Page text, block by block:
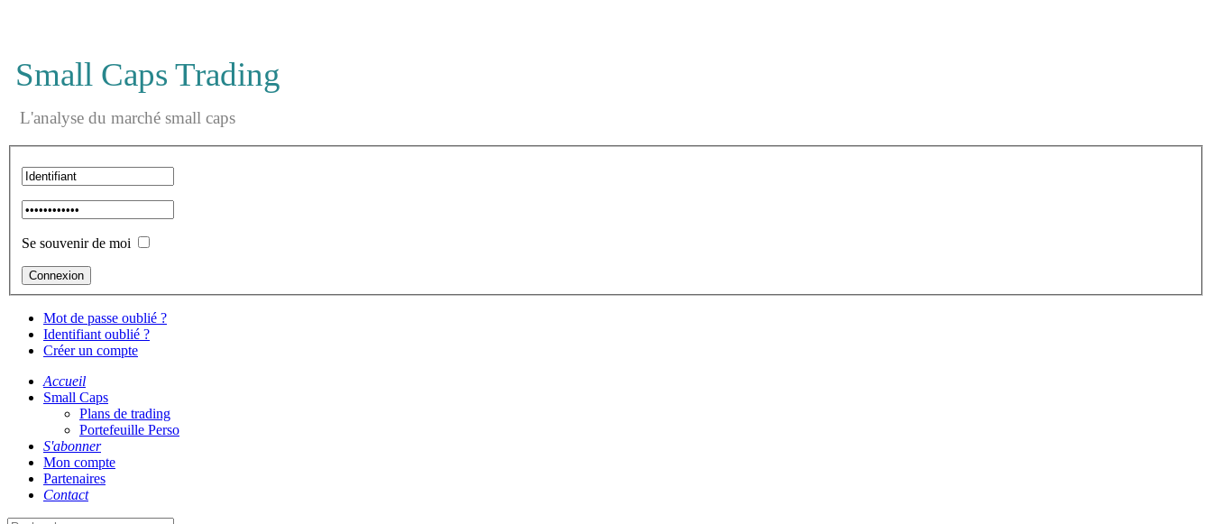
Small Caps Trading
L'analyse du marché small caps
Se souvenir de moi
Mot de passe oublié ?
Identifiant oublié ?
Créer un compte
Accueil
Small Caps
Plans de trading
Portefeuille Perso
S'abonner
Mon compte
Partenaires
Contact